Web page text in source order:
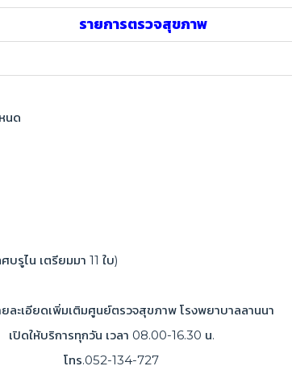
รายการตรวจสุขภาพ
นด
รูไน เตรียมมา 11 ใบ)
ละเอียดเพิ่มเติมศูนย์ตรวจสุขภาพ โรงพยาบาลลานนา
เปิดให้บริการทุกวัน เวลา 08.00-16.30 น.
โทร.052-134-727